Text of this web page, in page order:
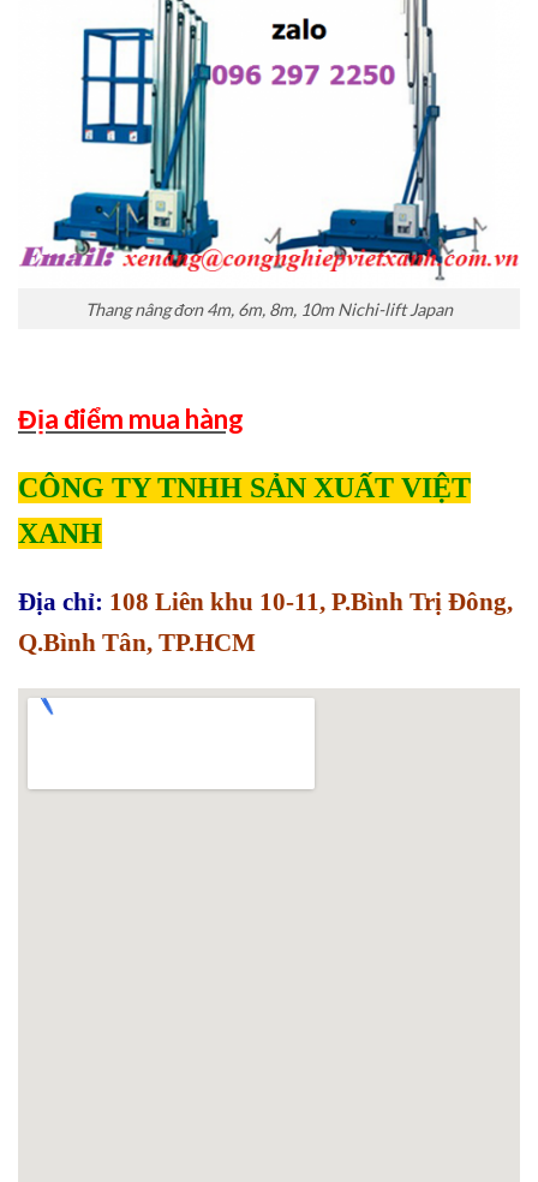
Thang nâng đơn 4m, 6m, 8m, 10m Nichi-lift Japan
Địa điểm mua hàng
CÔNG TY TNHH SẢN XUẤT VIỆT
XANH
Địa chỉ: 108 Liên khu 10-11, P.Bình Trị Đông,
Q.Bình Tân, TP.HCM